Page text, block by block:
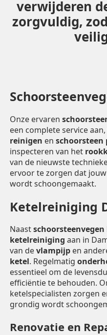
verwijderen
zorgvuldig,
Onze ervaren
een complete service
reinigen en schoorsteen
inspecteren van het
van de nieuwste
ervoor te zorgen dat jouw
wordt schoongemaakt.
Ketelreiniging
Naastschoorsteenvegen
ketelreiniging aan in
van devlampijp en
ketel. Regelmatig
essentieel om de
efficiëntie te behouden.
ketelspecialisten zorgen
grondig wordt
Renovatie en